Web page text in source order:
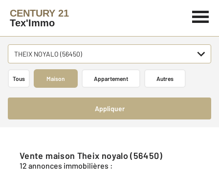
CENTURY 21
Tex'Immo
THEIX NOYALO (56450)
Tous Maison Appartement Autres
Appliquer
Vente maison Theix noyalo (56450)
12 annonces immobilières :